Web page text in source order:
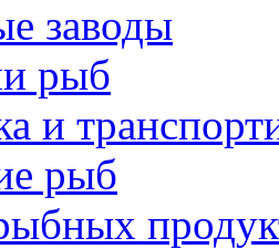
заводы
рыб
и
рыб